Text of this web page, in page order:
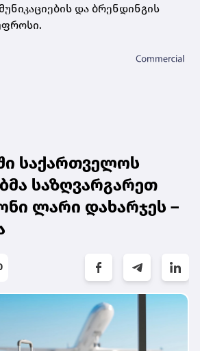
და ბრენდინგის
საქართველოს
საზღვარგარეთ
ლარი დახარჯეს –